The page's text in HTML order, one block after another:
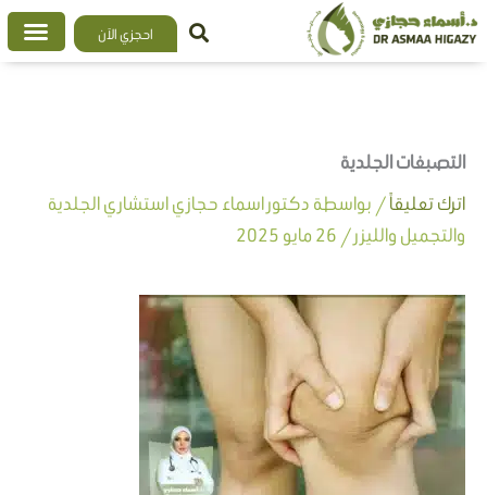
تخطي
إلى
احجزي الآن
التصبغات الجلدية
اترك تعليقاً/ بواسطة دكتور اسماء حجازي استشاري الجلدية
والتجميل والليزر/ 26 مايو 2025